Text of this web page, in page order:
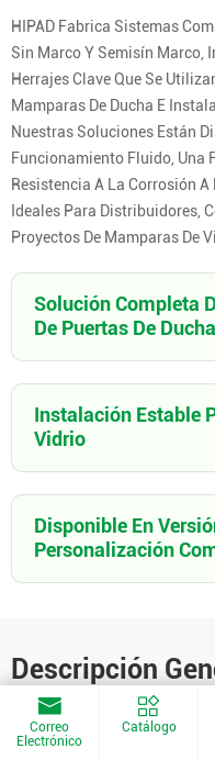
HIPAD Fabrica Sistemas
Sin Marco Y Semisín Marco,
Herrajes Clave Que Se
Mamparas De Ducha E
Nuestras Soluciones Están
Funcionamiento Fluido, Una
Resistencia A La Corrosión
Ideales Para Distribuidores,
Proyectos De Mamparas De
Solución Completa
De Puertas De
Instalación Estable
Vidrio
Disponible En
Personalización
Descripción
De Productos
Los Sistemas De Ducha
Correo
Electrónico
Catálogo